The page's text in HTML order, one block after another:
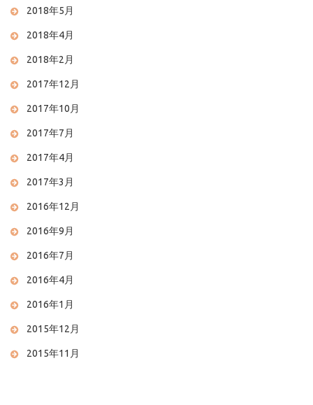
2018年5月
2018年4月
2018年2月
2017年12月
2017年10月
2017年7月
2017年4月
2017年3月
2016年12月
2016年9月
2016年7月
2016年4月
2016年1月
2015年12月
2015年11月